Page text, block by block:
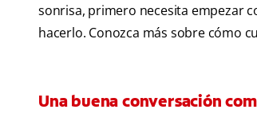
sonrisa, primero necesita empezar
hacerlo. Conozca más sobre cómo
Una buena conversación